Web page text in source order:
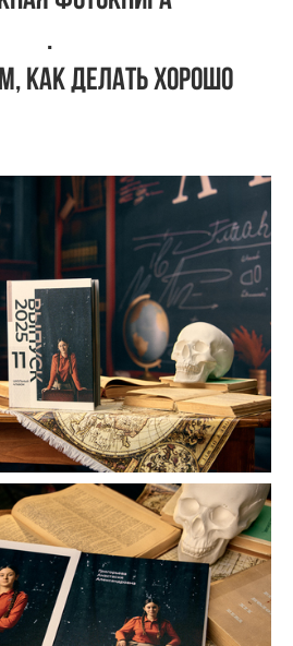
.
как делать хорошо